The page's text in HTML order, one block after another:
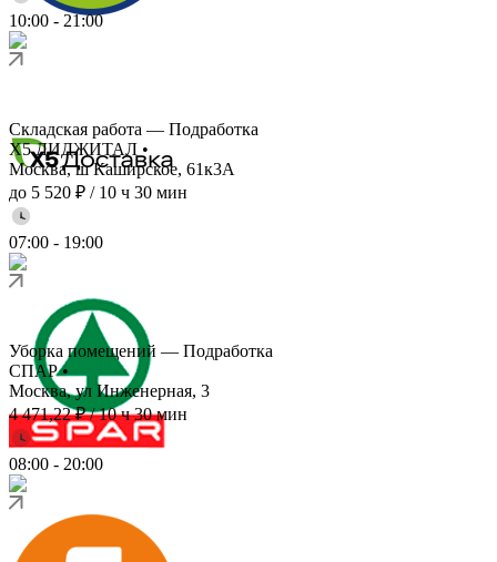
10:00 - 21:00
Складская работа — Подработка
X5 ДИДЖИТАЛ •
Москва, ш Каширское, 61к3А
до 5 520 ₽ / 10 ч 30 мин
07:00 - 19:00
Уборка помещений — Подработка
СПАР•
Москва, ул Инженерная, 3
4 471,22 ₽/10 ч 30 мин
08:00 - 20:00